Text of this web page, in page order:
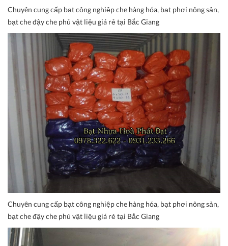
Chuyên cung cấp bạt công nghiệp che hàng hóa, bạt phơi nông sản,
bạt che đậy che phủ vật liệu giá rẻ tại Bắc Giang
Chuyên cung cấp bạt công nghiệp che hàng hóa, bạt phơi nông sản,
bạt che đậy che phủ vật liệu giá rẻ tại Bắc Giang